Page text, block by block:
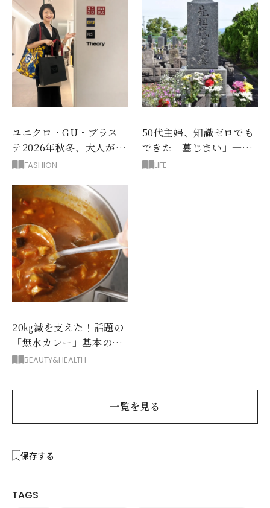
ユニクロ・GU・プラス
テ2026年秋冬、大人が着
たい新作服は？
FASHION
50代主婦、知識ゼロでも
できた「墓じまい」一つ
後悔したのは、ある順
LIFE
20㎏減を支えた！話題の
「無水カレー」基本の作
り方とおすすめルウ6選
BEAUTY&HEALTH
一覧を見る
保存する
TAGS